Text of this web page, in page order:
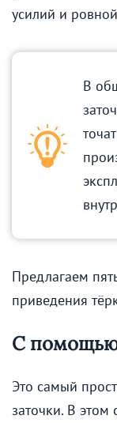
усилий и
В
Предлагаем
приведения
С
Это самый
заточки. В этом